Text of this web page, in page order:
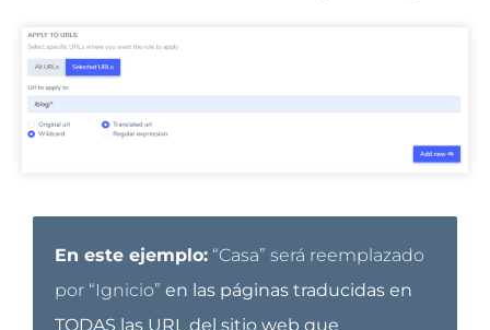
En este ejemplo: “Casa” será reemplazado
por “Ignicio” en las páginas traducidas en
TODAS las URL del sitio web que